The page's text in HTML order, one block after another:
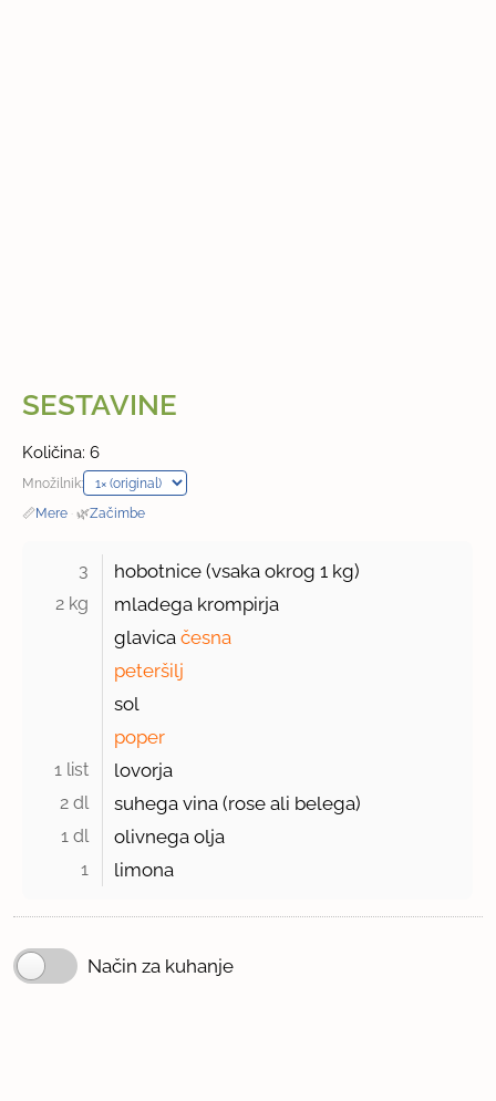
SESTAVINE
Količina: 6
Množilnik:
📏Mere · 🌿Začimbe
3 hobotnice (vsaka okrog1 kg)
2 kg
mladega krompirja
glavicačesna
peteršilj
sol
poper
1 list lovorja
2 dl suhega vina (rose ali belega)
1 dl olivnega olja
1 limona
Način za kuhanje